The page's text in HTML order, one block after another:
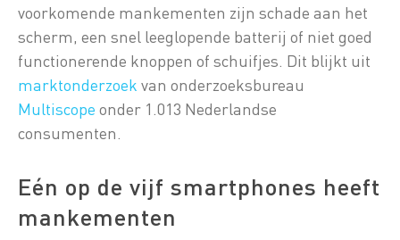
voorkomende mankementen zijn schade aan het
scherm, een snel leeglopende batterij of niet goed
functionerende knoppen of schuifjes. Dit blijkt uit
marktonderzoek van onderzoeksbureau
Multiscope onder 1.013 Nederlandse
consumenten.
Eén op de vijf smartphones heeft
mankementen